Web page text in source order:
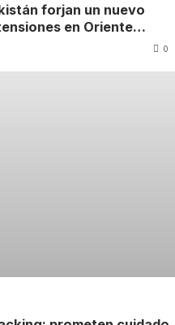
forjan un nuevo
en Oriente
0